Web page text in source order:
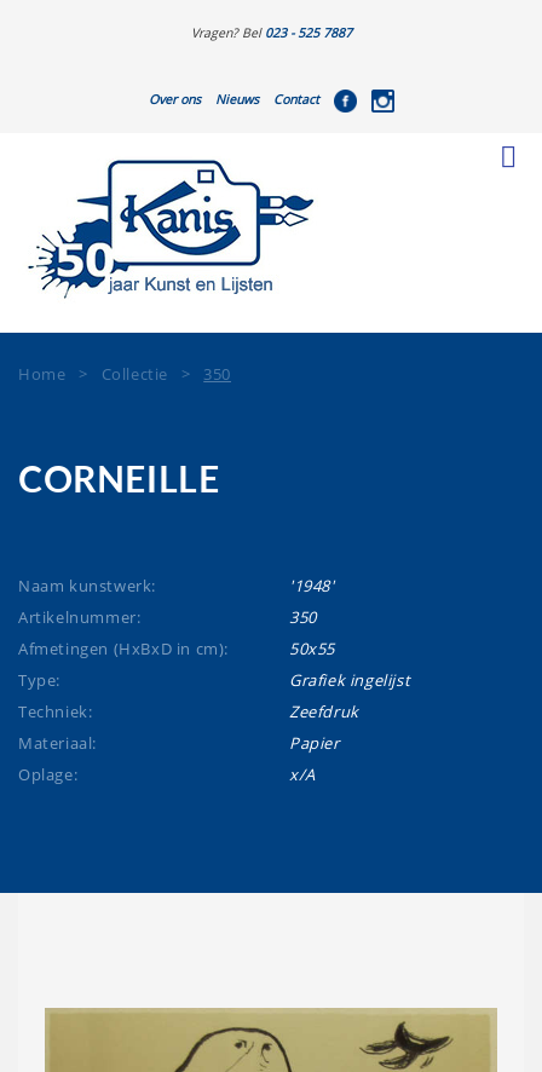
Vragen? Bel 023 - 525 7887
Over ons Nieuws Contact
Home > Collectie > 350
CORNEILLE
Naam kunstwerk:
'1948'
Artikelnummer:
350
Afmetingen (HxBxD in cm):
50x55
Type:
Grafiek ingelijst
Techniek:
Zeefdruk
Materiaal:
Papier
Oplage:
x/A